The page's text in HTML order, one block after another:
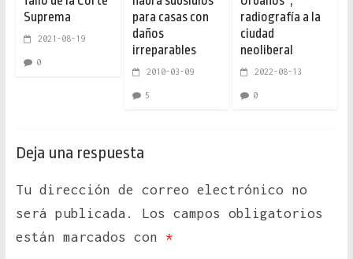
Suprema
2021-08-19
0
para casas con
daños
irreparables
2010-03-09
5
radiografía a la
ciudad
neoliberal
2022-08-13
0
Deja una respuesta
Tu dirección de correo electrónico no
será publicada.
Los campos obligatorios
están marcados con *